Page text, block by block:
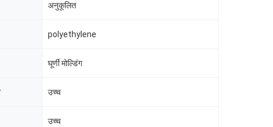
अनुकूलित
polyethylene
घूर्णी मोल्डिंग
उच्च
उच्च